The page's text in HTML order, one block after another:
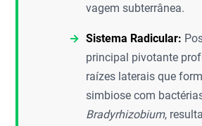
vagem subterrânea.
Sistema Radicular:
principal pivotante
raízes laterais que
simbiose com
Bradyrhizobium,